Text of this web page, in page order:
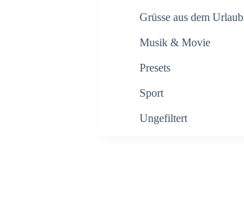
Grüsse aus dem Urlaub
Musik & Movie
Presets
Sport
Ungefiltert